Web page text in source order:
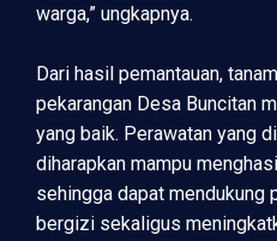
warga,” ungkapnya.
Dari hasil pemantauan,
pekarangan Desa Buncitan
yang baik. Perawatan yang
diharapkan mampu
sehingga dapat mendukung
bergizi sekaligus